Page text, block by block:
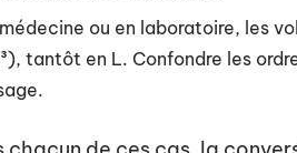
ou en laboratoire, les
tantôt en L. Confondre les